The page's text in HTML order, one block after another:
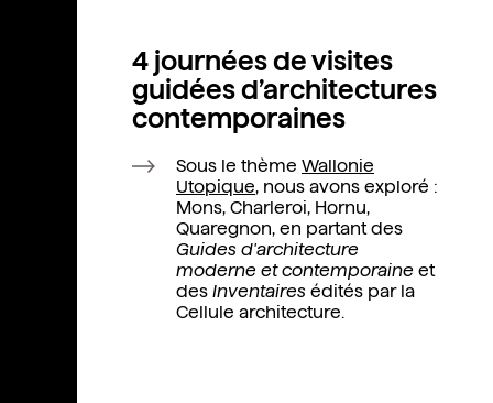
4 journées de visites
guidées d’architectures
contemporaines
Sous le thème Wallonie
Utopique, nous avons exploré :
Mons, Charleroi, Hornu,
Quaregnon, en partant des
Guides d'architecture
moderne et contemporaine et
des Inventaires édités par la
Cellule architecture.